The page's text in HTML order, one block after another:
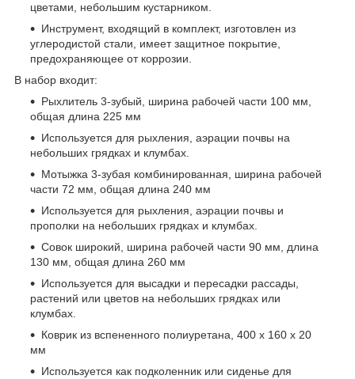
цветами, небольшим кустарником.
Инструмент, входящий в комплект, изготовлен из
углеродистой стали, имеет защитное покрытие,
предохраняющее от коррозии.
В набор входит:
Рыхлитель 3-зубый, ширина рабочей части 100 мм,
общая длина 225 мм
Используется для рыхления, аэрации почвы на
небольших грядках и клумбах.
Мотыжка 3-зубая комбинированная, ширина рабочей
части 72 мм, общая длина 240 мм
Используется для рыхления, аэрации почвы и
прополки на небольших грядках и клумбах.
Совок широкий, ширина рабочей части 90 мм, длина
130 мм, общая длина 260 мм
Используется для высадки и пересадки рассады,
растений или цветов на небольших грядках или
клумбах.
Коврик из вспененного полиуретана, 400 х 160 х 20
мм
Используется как подколенник или сиденье для